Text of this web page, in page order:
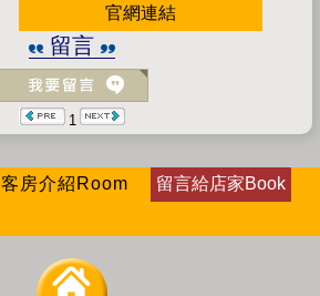
官網連結
留言
1
客房介紹Room
留言給店家Book